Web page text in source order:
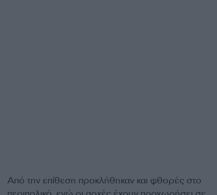
Από την επίθεση προκλήθηκαν και φθορές στο